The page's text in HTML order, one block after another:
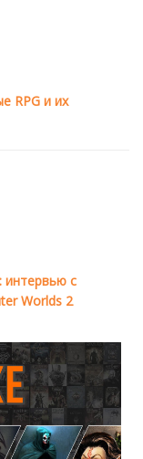
RPG и их
интервью с
Worlds 2